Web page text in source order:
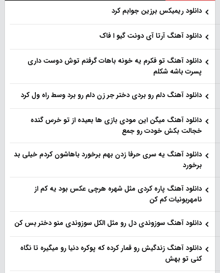
دانلود ریمیکس برزین جوابم کرد
دانلود آهنگ آرتا آی دونت گیو ا فاک
دانلود آهنگ تو فکرم یه خونه باهات گرفتم توش دوست داری
پسرت باشه شکلم
دانلود آهنگ دلم رو بردی دختر جر زن دلم رو برد وسط راه ول کرد
دانلود آهنگ میگن این مودی بازی ها بعیده از تو خرس گنده
خجالت بکش خودت رو جمع
دانلود آهنگ یه سری حرفا زدن بهم برخورد باهاشون کردم خیلی بد
برخورد
دانلود آهنگ پاره کردی مثل شهره هرچی عکس بود یه کم از
نامهربونیات کم کن
دانلود آهنگ سوزوندی دل رو مثل الکل سوزوندی منو دختر بس کن
دانلود آهنگ زندگیش رو قمار کرده که پوکره دنیا رو میگیره تا نگاه
کنی تو بهش